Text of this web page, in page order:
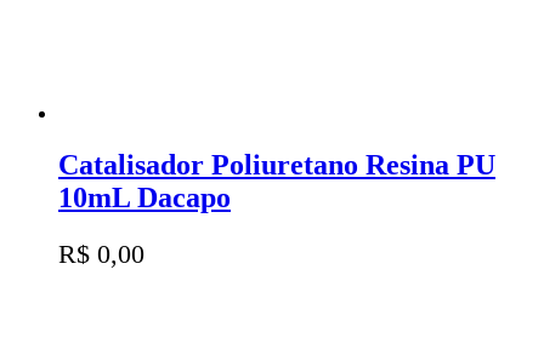
Catalisador Poliuretano Resina PU
10mL Dacapo
R$ 0,00